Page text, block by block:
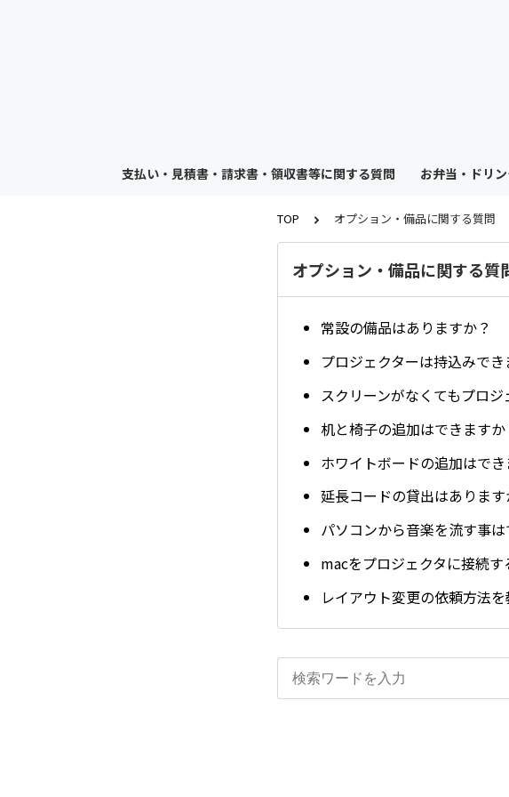
支払い・見積書・請求書・領収書等に関する質問 お弁当・ドリ
TOP オプション・備品に関する質問
オプション・備品に関する質
常設の備品はありますか？
プロジェクターは持込みでき
スクリーンがなくてもプロ
机と椅子の追加はできますか
ホワイトボードの追加はでき
延長コードの貸出はあります
パソコンから音楽を流す事は
macをプロジェクタに接続
レイアウト変更の依頼方法を